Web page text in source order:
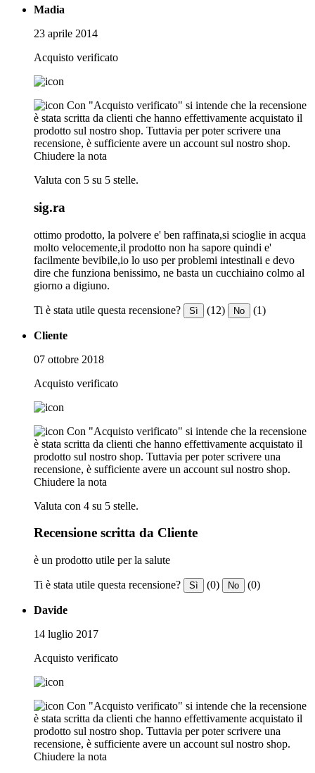
Madia
23 aprile 2014
Acquisto verificato
Con "Acquisto verificato" si intende che la recensione
è stata scritta da clienti che hanno effettivamente acquistato il
prodotto sul nostro shop. Tuttavia per poter scrivere una
recensione, è sufficiente avere un account sul nostro shop.
Chiudere la nota
Valuta con 5 su 5 stelle.
sig.ra
ottimo prodotto, la polvere e' ben raffinata,si scioglie in acqua
molto velocemente,il prodotto non ha sapore quindi e'
facilmente bevibile,io lo uso per problemi intestinali e devo
dire che funziona benissimo, ne basta un cucchiaino colmo al
giorno a digiuno.
Ti è stata utile questa recensione? Sì (12) No (1)
Cliente
07 ottobre 2018
Acquisto verificato
Con "Acquisto verificato" si intende che la recensione
è stata scritta da clienti che hanno effettivamente acquistato il
prodotto sul nostro shop. Tuttavia per poter scrivere una
recensione, è sufficiente avere un account sul nostro shop.
Chiudere la nota
Valuta con 4 su 5 stelle.
Recensione scritta da Cliente
è un prodotto utile per la salute
Ti è stata utile questa recensione? Sì (0) No (0)
Davide
14 luglio 2017
Acquisto verificato
Con "Acquisto verificato" si intende che la recensione
è stata scritta da clienti che hanno effettivamente acquistato il
prodotto sul nostro shop. Tuttavia per poter scrivere una
recensione, è sufficiente avere un account sul nostro shop.
Chiudere la nota